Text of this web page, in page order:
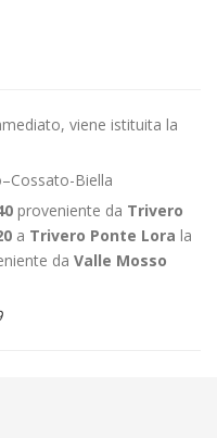
viene istituita la
Biella
proveniente da Trivero
a Trivero Ponte Lora la
da Valle Mosso